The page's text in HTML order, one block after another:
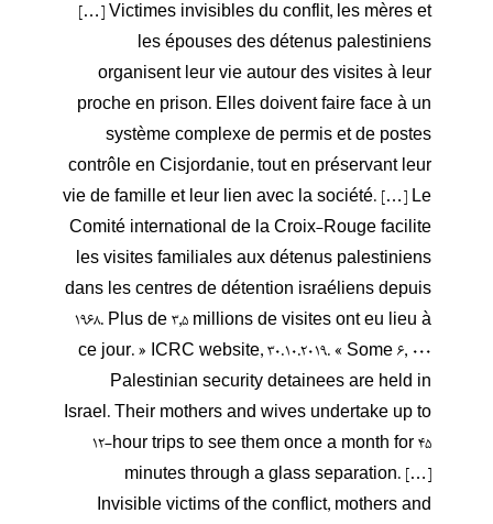
[…] Victimes invisibles du conflit, les mères et
les épouses des détenus palestiniens
organisent leur vie autour des visites à leur
proche en prison. Elles doivent faire face à un
système complexe de permis et de postes
contrôle en Cisjordanie, tout en préservant leur
vie de famille et leur lien avec la société. […] Le
Comité international de la Croix-Rouge facilite
les visites familiales aux détenus palestiniens
dans les centres de détention israéliens depuis
1968. Plus de 3,5 millions de visites ont eu lieu à
ce jour. » ICRC website, 30.10.2019. « Some 6, 000
Palestinian security detainees are held in
Israel. Their mothers and wives undertake up to
12-hour trips to see them once a month for 45
minutes through a glass separation. […]
Invisible victims of the conflict, mothers and